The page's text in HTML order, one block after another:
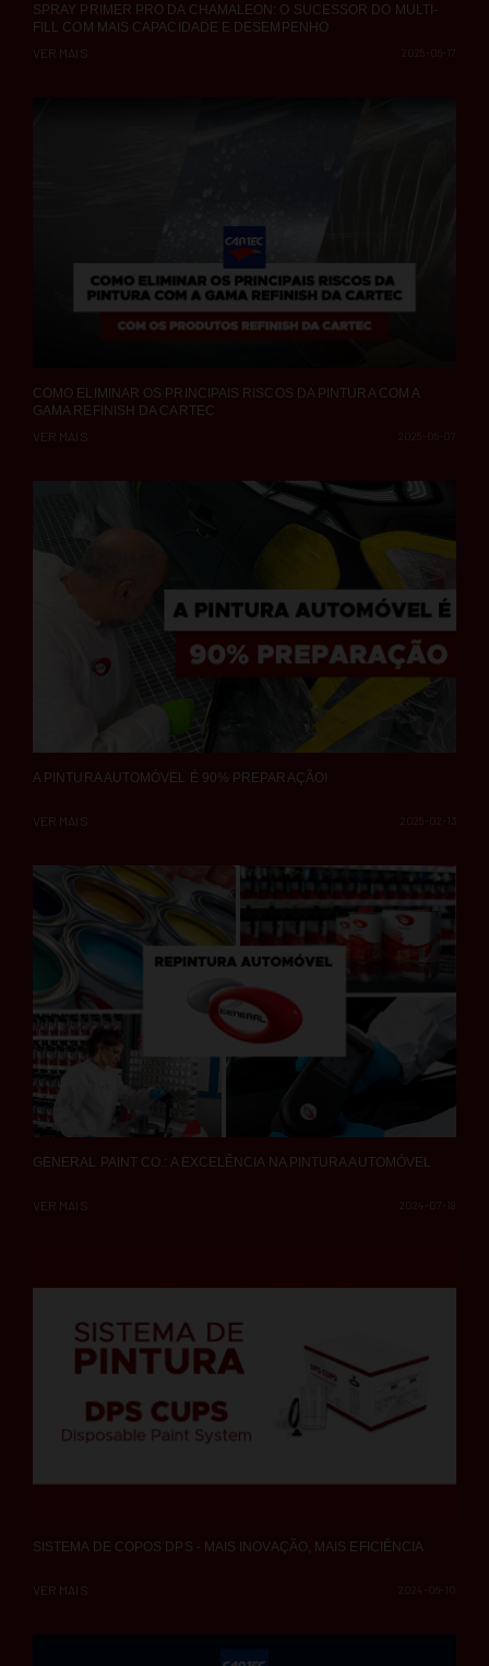
SPRAY PRIMER PRO DA CHAMALEON: O SUCESSOR DO MULTI-
FILL COM MAIS CAPACIDADE E DESEMPENHO
2025-06-17
VER MAIS
COMO ELIMINAR OS PRINCIPAIS RISCOS DA PINTURA COM A
GAMA REFINISH DA CARTEC
2025-05-07
VER MAIS
A PINTURA AUTOMÓVEL É 90% PREPARAÇÃO!
VER MAIS
GENERAL PAINT CO.: A EXCELÊNCIA NA PINTURA AUTOMÓVEL
2024-07-18
VER MAIS
SISTEMA DE COPOS DPS - MAIS INOVAÇÃO, MAIS EFICIÊNCIA
2024-06-10
VER MAIS